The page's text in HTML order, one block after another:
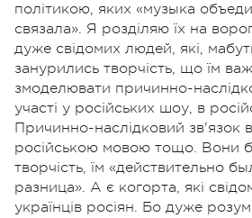
політикою, яких «музыка
связала». Я розділяю їх на
дуже свідомих людей, які,
занурились творчість, що їм
змоделювати причинно-
участі у російських шоу, в
Причинно-наслідковий зв'язок
російською мовою тощо. Вони
творчість, їм «действительно
разница». А є когорта, які
українців росіян. Бо дуже